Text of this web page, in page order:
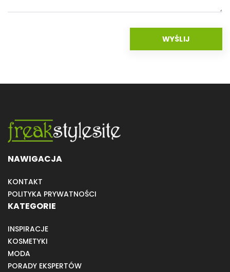
NAWIGACJA
KONTAKT
POLITYKA PRYWATNOŚCI
KATEGORIE
INSPIRACJE
KOSMETYKI
MODA
PORADY EKSPERTÓW